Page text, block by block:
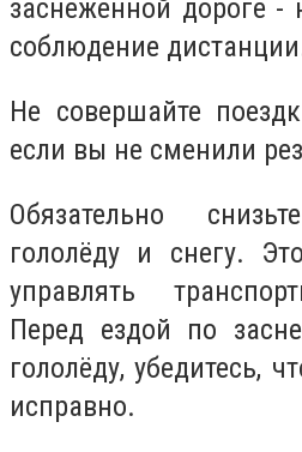
заснеженной дороге -
соблюдение
Не совершайте
если вы не сменили
Обязательно
гололёду и снегу.
управлять
Перед ездой по
гололёду, убедитесь,
исправно.